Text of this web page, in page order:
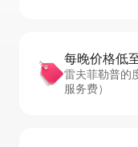
每晚价格低
雷夫菲勒普的
服务费）